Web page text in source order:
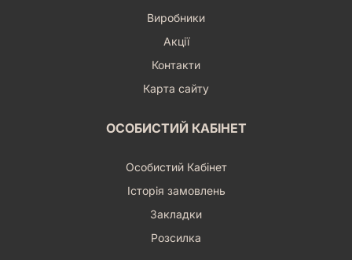
Виробники
Акції
Контакти
Карта сайту
ОСОБИСТИЙ КАБІНЕТ
Особистий Кабінет
Історія замовлень
Закладки
Розсилка